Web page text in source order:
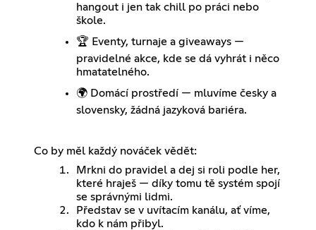
hangout i jen tak chill po práci nebo
škole.
🏆 Eventy, turnaje a giveaways —
pravidelné akce, kde se dá vyhrát i něco
hmatatelného.
🌍 Domácí prostředí — mluvíme česky a
slovensky, žádná jazyková bariéra.
Co by měl každý nováček vědět:
Mrkni do pravidel a dej si roli podle her,
které hraješ — díky tomu tě systém spojí
se správnými lidmi.
Představ se v uvítacím kanálu, ať víme,
kdo k nám přibyl.